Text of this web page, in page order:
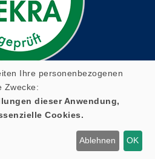
Ihre personenbezogenen
Zwecke:
dieser Anwendung,
Cookies.
Ablehnen OK